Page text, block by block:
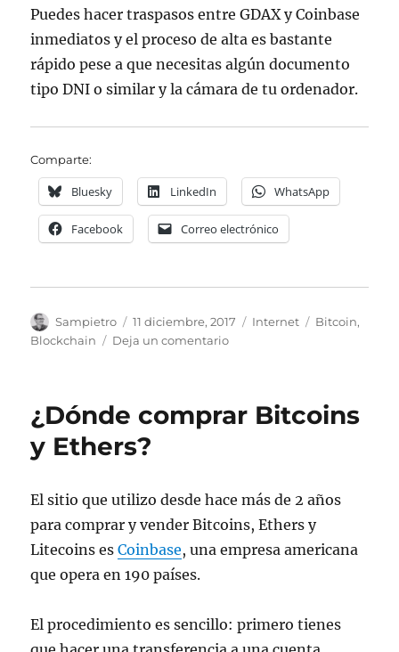
Puedes hacer traspasos entre GDAX y Coinbase
inmediatos y el proceso de alta es bastante
rápido pese a que necesitas algún documento
tipo DNI o similar y la cámara de tu ordenador.
Comparte:
Bluesky LinkedIn WhatsApp
Facebook Correo electrónico
Autor
Sampietro
Publicado
el
11 diciembre, 2017 Categorías
Internet Etiquetas
Bitcoin,
Blockchain
Deja un comentarioen
¿Dónde comprar Bitcoins
y Ethers?
El sitio que utilizo desde hace más de 2 años
para comprar y vender Bitcoins, Ethers y
Litecoins esCoinbase, una empresa americana
que opera en 190 países.
El procedimiento es sencillo: primero tienes